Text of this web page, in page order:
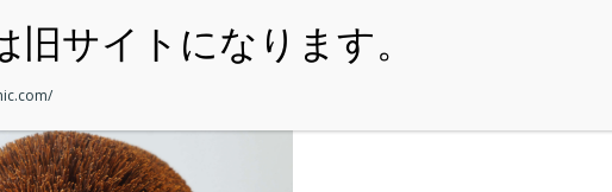
・HOME ・ITEM ・SHOPPING-GUIDE